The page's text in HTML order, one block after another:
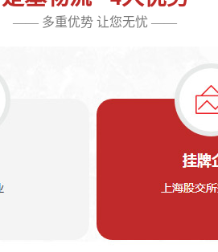
—— 多重优势 让您无忧 ——